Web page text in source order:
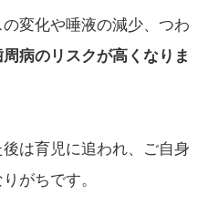
変化や唾液の減少、つわ
病のリスクが高くなりま
は育児に追われ、ご自身
がちです。